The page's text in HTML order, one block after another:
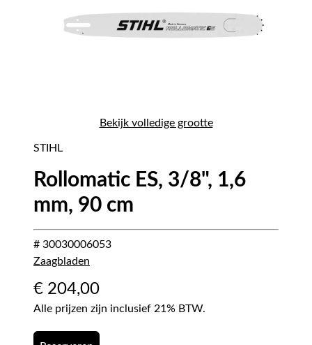
Bekijk volledige grootte
STIHL
Rollomatic ES, 3/8", 1,6
mm, 90 cm
# 30030006053
Zaagbladen
€ 204,00
Alle prijzen zijn inclusief 21% BTW.